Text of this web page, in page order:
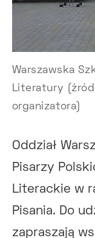
Warszawska
Literatury
organizatora)
Oddział
Pisarzy
Literackie w
Pisania. Do
zapraszają